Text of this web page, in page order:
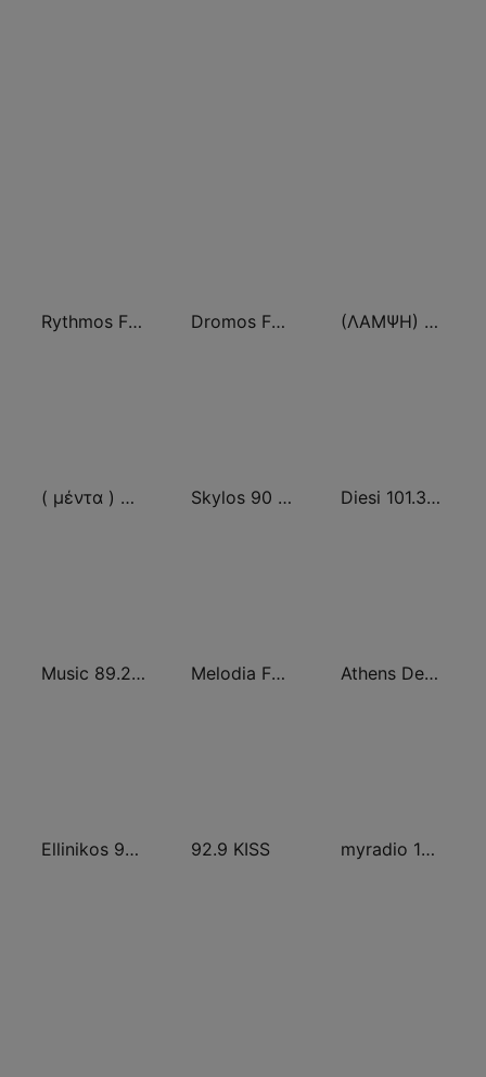
Rythmos FM - Ρυθμος 94.9 Dromos FM - ΔΡΟΜΟΣ 89.8 (ΛΑΜΨΗ) Lampsi 92.3 FM
( μέντα ) Menta 88 FM Skylos 90 FM Diesi 101.3 FM
Music 89.2 FM Melodia FM (Μελωδία 99.2) Athens Deejay FM
Ellinikos 93.2 FM 92.9 KISS myradio 104.6 FM